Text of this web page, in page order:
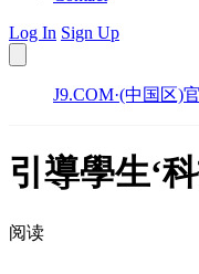
Log In Sign Up
J9.COM·(中国区)
引導學生‘
阅读